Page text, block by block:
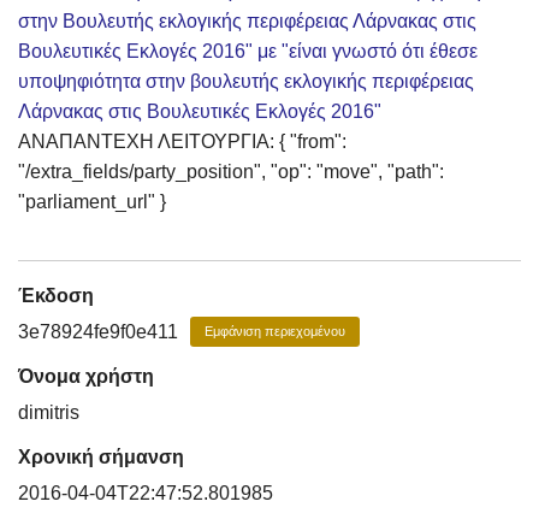
στην Βουλευτής εκλογικής περιφέρειας Λάρνακας στις
Βουλευτικές Εκλογές 2016" με "είναι γνωστό ότι έθεσε
υποψηφιότητα στην βουλευτής εκλογικής περιφέρειας
Λάρνακας στις Βουλευτικές Εκλογές 2016"
ΑΝΑΠΑΝΤΕΧΗ ΛΕΙΤΟΥΡΓΙΑ: { "from":
"/extra_fields/party_position", "op": "move", "path":
"parliament_url" }
Έκδοση
3e78924fe9f0e411
Εμφάνιση περιεχομένου
Όνομα χρήστη
dimitris
Χρονική σήμανση
2016-04-04T22:47:52.801985